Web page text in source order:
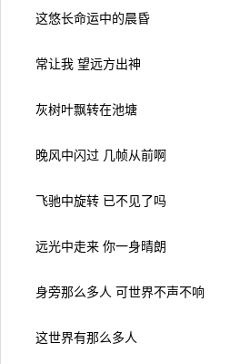
这悠长命运中的晨昏
常让我 望远方出神
灰树叶飘转在池塘
晚风中闪过 几帧从前啊
飞驰中旋转 已不见了吗
远光中走来 你一身晴朗
身旁那么多人 可世界不声不响
这世界有那么多人